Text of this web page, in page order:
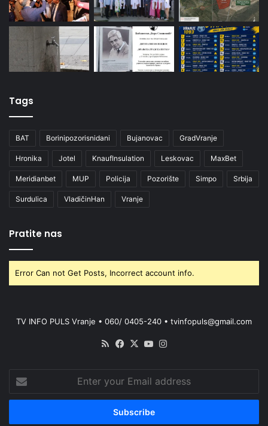
Tags
BAT Borinipozorisnidani Bujanovac GradVranje
Hronika Jotel KnaufInsulation Leskovac MaxBet
Meridianbet MUP Policija Pozorište Simpo Srbija
Surdulica VladičinHan Vranje
Pratite nas
Error Can not Get Posts, Incorrect account info.
TV INFO PULS Vranje • 060/ 0405-240 • tvinfopuls@gmail.com
RSS Facebook
X YouTube
your
Email